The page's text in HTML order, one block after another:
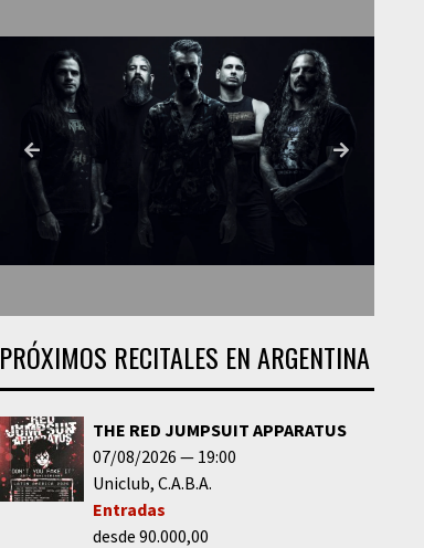
PRÓXIMOS RECITALES EN ARGENTINA
THE RED JUMPSUIT APPARATUS
07/08/2026
19:00
Uniclub C.A.B.A.
Entradas
desde 90.000,00